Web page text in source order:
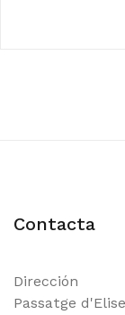
Contacta
Dirección
Passatge